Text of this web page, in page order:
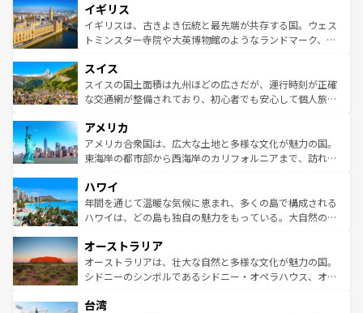
いる。シャンパンの発祥地であるランス、プロヴァンスの
香り高いラベンダー畑など、多彩な楽しみ方が可能だ。さ
らに、パリ以外の地域にも魅力が溢れており、どの街角に
れる地方に足を運ぶとそれぞれで全く異なる文化を体験で
きるだろう。 なお、新着のフランス情報はコンテンツ一覧
を参照してほしい。
顔を持つこの国は、どこを歩いても飽きることがない。ベ
ルリンの文化的活気、バイエルン州のアルプスの絶景、そ
してライン川沿いのワイン畑といった風景は必見。ビール
は、お酒好きな人にはぜひ体験してほしい。 なお、新着の
ドイツ情報はコンテンツ一覧を参照してほしい。
イギリス
イギリスは、古きよき伝統と最先端が共存する国。ウェス
トミンスター寺院や大英博物館のようなランドマーク、歴
リアごとに異なる魅力がある。また、優雅なアフタヌーン
ティー、ビール好きにはたまらない英国パブ、サッカー観
戦など、本場だからこそできる体験も豊富。イギリスを旅
ンツ一覧を参照してほしい。
スイス
スイスの国土面積は九州ほどの広さだが、運行時刻が正確
な交通網が整備されており、初心者でも安心して個人旅行
の建物がそのまま残る町や、スイスならではのユニークな
博物館もあり、アルプス観光だけでなく町歩きも満喫する
ことができる。国民の所得が高いため物価も高いが、旅行
ば市内交通費無料で観光を楽しむこともできる。 なお、新
着のスイス情報はコンテンツ一覧 を参照してほしい。
アメリカ
アメリカ合衆国は、広大な土地と多様な文化が魅力の国。
東海岸の都市部から西海岸のカリフォルニアまで、訪れる
のような巨大都市は、観光、ショッピング、エンターテイ
ンメントが詰まった刺激的なスポットだ。一方、アメリカ
西部には大自然が広がり、グランドキャニオンやイエロー
部のニューオーリンズでは、音楽と美食が融合した独特の
文化が魅力。旅行者はアメリカの各地域で異なる魅力を楽
しみながら、その多様性と豊かな歴史を感じることができ
ならではの贅沢な旅のスタイルだ。 なお、新着のアメリカ
ハワイ
年間を通じて温暖な気候に恵まれ、多くの島で構成される
ハワイは、どの島も独自の魅力をもっている。大自然の神
ワイ島は見逃せない。また、定番の観光地といえばオアフ
島だが、静かな自然を求めるならマウイ島やカウアイ島が
おすすめ。エメラルドグリーンに輝く海をはじめ、豊かな
れるおもてなしの心で訪れる人々を迎えてくれるハワイの
オーストラリア
オーストラリアは、壮大な自然と多様な文化が魅力の国。
シドニーのシンボルであるシドニー・オペラハウス、オー
リアリーフや大陸中央部にそびえるウルル（エアーズロッ
台湾